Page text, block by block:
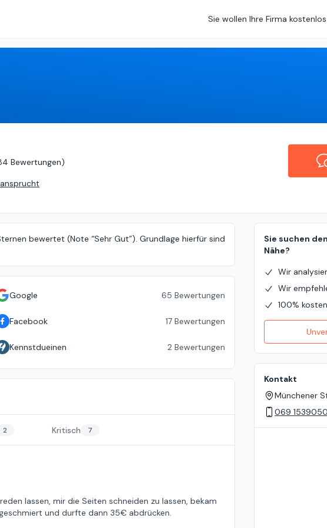
Sie wollen Ihre Firma
Bewertungen)
bewertet (Note “Sehr Gut”). Grundlage hierfür sind
Google 65 Bewertungen
Facebook 17 Bewertungen
Kennstdueinen 2 Bewertungen
2 Kritisch 7
lassen, mir die Seiten schneiden zu lassen, bekam
und durfte dann 35€ abdrücken.
Sie suchen
Nähe?
Wir
Wir
100%
Kontakt
Münchener
069